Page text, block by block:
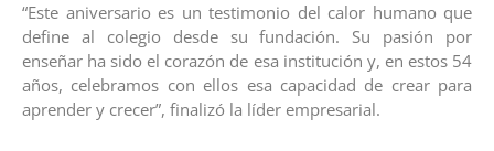
“Este aniversario es un testimonio del calor humano que
define al colegio desde su fundación. Su pasión por
enseñar ha sido el corazón de esa institución y, en estos 54
años, celebramos con ellos esa capacidad de crear para
aprender y crecer”, finalizó la líder empresarial.